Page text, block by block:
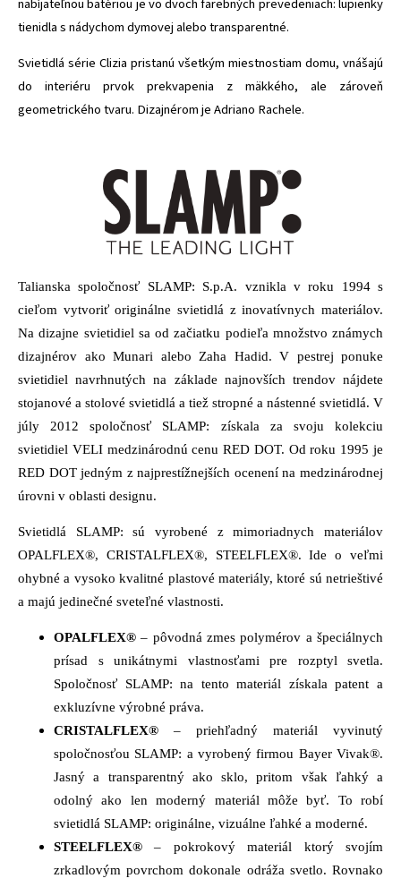
tienidla s nádychom dymovej alebo transparentné.
Svietidlá série Clizia pristanú všetkým miestnostiam domu, vnášajú
do interiéru prvok prekvapenia z mäkkého, ale zároveň
geometrického tvaru. Dizajnérom je Adriano Rachele.
Talianska spoločnosť SLAMP: S.p.A. vznikla v roku 1994 s
cieľom vytvoriť originálne svietidlá z inovatívnych materiálov.
Na dizajne svietidiel sa od začiatku podieľa množstvo známych
dizajnérov ako Munari alebo Zaha Hadid. V pestrej ponuke
svietidiel navrhnutých na základe najnovších trendov nájdete
stojanové a stolové svietidlá a tiež stropné a nástenné svietidlá. V
júly 2012 spoločnosť SLAMP: získala za svoju kolekciu
svietidiel VELI medzinárodnú cenu RED DOT. Od roku 1995 je
RED DOT jedným z najprestížnejších ocenení na medzinárodnej
úrovni v oblasti designu.
Svietidlá SLAMP: sú vyrobené z mimoriadnych materiálov
OPALFLEX®, CRISTALFLEX®, STEELFLEX®. Ide o veľmi
ohybné a vysoko kvalitné plastové materiály, ktoré sú netrieštivé
a majú jedinečné sveteľné vlastnosti.
OPALFLEX® – pôvodná zmes polymérov a špeciálnych
prísad s unikátnymi vlastnosťami pre rozptyl svetla.
Spoločnosť SLAMP: na tento materiál získala patent a
exkluzívne výrobné práva.
CRISTALFLEX® – priehľadný materiál vyvinutý
spoločnosťou SLAMP: a vyrobený firmou Bayer Vivak®.
Jasný a transparentný ako sklo, pritom však ľahký a
odolný ako len moderný materiál môže byť. To robí
svietidlá SLAMP: originálne, vizuálne ľahké a moderné.
STEELFLEX® – pokrokový materiál ktorý svojím
zrkadlovým povrchom dokonale odráža svetlo. Rovnako